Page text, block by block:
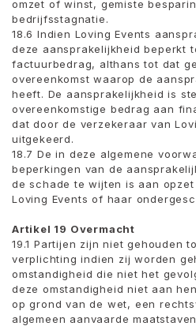
omzet of winst, gemiste
bedrijfsstagnatie.
18.6 Indien Loving Events
deze aansprakelijkheid beperkt
factuurbedrag, althans tot dat
overeenkomst waarop de
heeft. De aansprakelijkheid is
overeenkomstige bedrag aan
dat door de verzekeraar van
uitgekeerd.
18.7 De in deze algemene
beperkingen van de
de schade te wijten is aan
Loving Events of haar
Artikel 19 Overmacht
19.1 Partijen zijn niet gehouden
verplichting indien zij worden
omstandigheid die niet het
deze omstandigheid niet aan
op grond van de wet, een
algemeen aanvaarde